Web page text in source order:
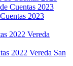
Cuentas 2023
2023
2022 Vereda
2022 Vereda San